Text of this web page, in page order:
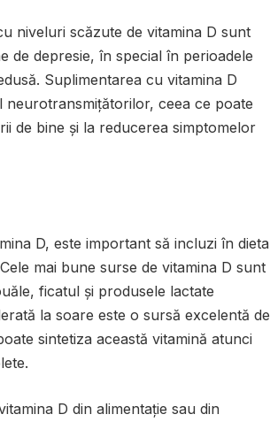
niveluri scăzute de vitamina D sunt
de depresie, în special în perioadele
Suplimentarea cu vitamina D
ceea ce poate
de bine și la reducerea simptomelor
D, este important să incluzi în dieta
mai bune surse de vitamina D sunt
ficatul și produsele lactate
la soare este o sursă excelentă de
sintetiza această vitamină atunci
D din alimentație sau din